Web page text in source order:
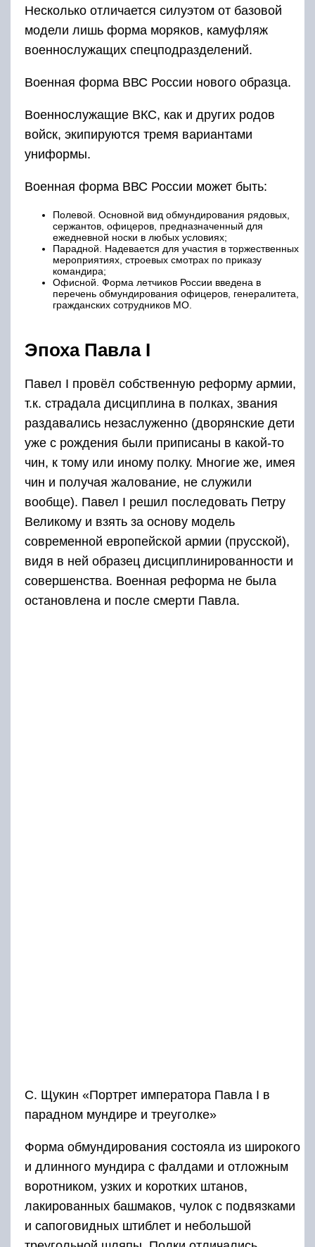
Несколько отличается силуэтом от базовой
модели лишь форма моряков, камуфляж
военнослужащих спецподразделений.
Военная форма ВВС России нового образца.
Военнослужащие ВКС, как и других родов
войск, экипируются тремя вариантами
униформы.
Военная форма ВВС России может быть:
Полевой. Основной вид обмундирования рядовых,
сержантов, офицеров, предназначенный для
ежедневной носки в любых условиях;
Парадной. Надевается для участия в торжественных
мероприятиях, строевых смотрах по приказу
командира;
Офисной. Форма летчиков России введена в
перечень обмундирования офицеров, генералитета,
гражданских сотрудников МО.
Эпоха Павла I
Павел I провёл собственную реформу армии,
т.к. страдала дисциплина в полках, звания
раздавались незаслуженно (дворянские дети
уже с рождения были приписаны в какой-то
чин, к тому или иному полку. Многие же, имея
чин и получая жалование, не служили
вообще). Павел I решил последовать Петру
Великому и взять за основу модель
современной европейской армии (прусской),
видя в ней образец дисциплинированности и
совершенства. Военная реформа не была
остановлена и после смерти Павла.
С. Щукин «Портрет императора Павла I в
парадном мундире и треуголке»
Форма обмундирования состояла из широкого
и длинного мундира с фалдами и отложным
воротником, узких и коротких штанов,
лакированных башмаков, чулок с подвязками
и сапоговидных штиблет и небольшой